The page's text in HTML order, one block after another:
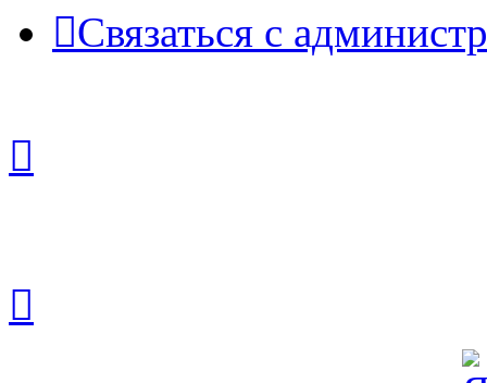
Связаться с